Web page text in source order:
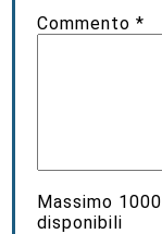
Commento*
Massimo 1000
disponibili